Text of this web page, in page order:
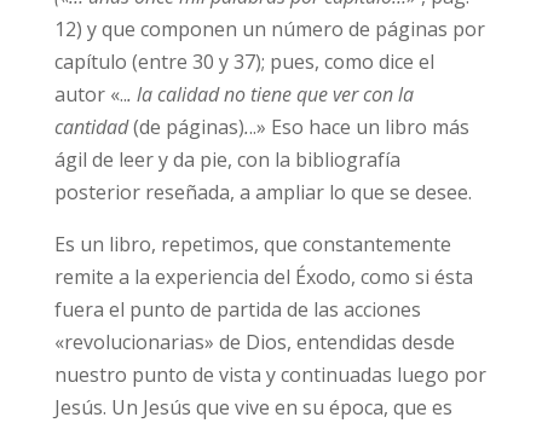
12) y que componen un número de páginas por
capítulo (entre 30 y 37); pues, como dice el
autor «... la calidad no tiene que ver con la
cantidad(de páginas)...» Eso hace un libro más
ágil de leer y da pie, con la bibliografía
posterior reseñada, a ampliar lo que se desee.
Es un libro, repetimos, que constantemente
remite a la experiencia del Éxodo, como si ésta
fuera el punto de partida de las acciones
«revolucionarias» de Dios, entendidas desde
nuestro punto de vista y continuadas luego por
Jesús. Un Jesús que vive en su época, que es